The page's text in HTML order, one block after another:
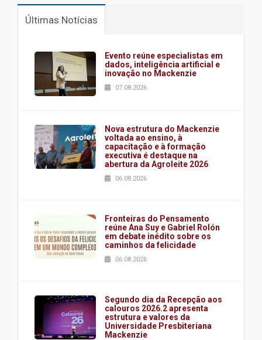
Últimas Notícias
Evento reúne especialistas em
dados, inteligência artificial e
inovação no Mackenzie
07.08.2026
Nova estrutura do Mackenzie
voltada ao ensino, à
capacitação e à formação
executiva é destaque na
abertura da Agroleite 2026
06.08.2026
Fronteiras do Pensamento
reúne Ana Suy e Gabriel Rolón
em debate inédito sobre os
caminhos da felicidade
06.08.2026
Segundo dia da Recepção aos
calouros 2026.2 apresenta
estrutura e valores da
Universidade Presbiteriana
Mackenzie